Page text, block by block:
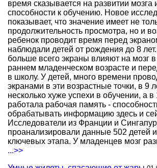
время сказывается на развитии мозга
способности к обучению. Новое
показывает, что значение имеет не
продолжительность просмотра, но и
ребенок проводит время перед
наблюдали детей от рождения до 8
больше всего экраны влияют на мозг
раннем младенческом возрасте и
в школу. У детей, много времени
экранами в эти возрастные точки, в 9
несколько хуже успехи в обучении, а в
работала рабочая память -
обрабатывать информацию здесь и
Исследователи из Франции и
проанализировали данные 502 детей
ключевых этапа. У младенцев мозг
...>>